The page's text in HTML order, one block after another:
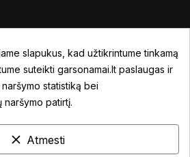
slapukus, kad užtikrintume tinkamą
suteikti garsonamai.lt paslaugas ir
statistiką bei
naršymo patirtį.
clear Atmesti